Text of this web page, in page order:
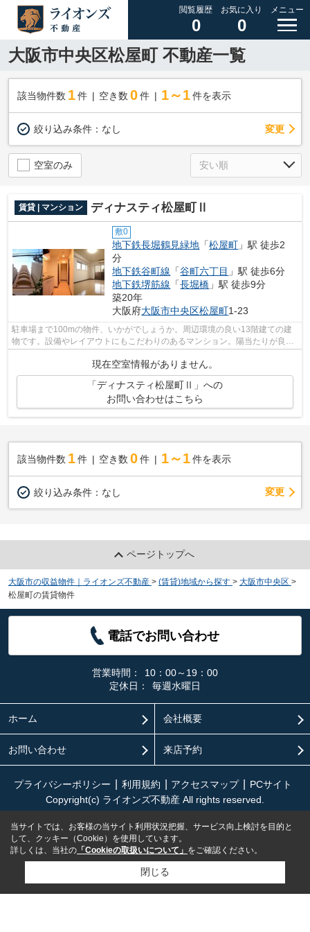
閲覧履歴
0
お気に入り
0
メニュー
大阪市中央区松屋町 不動産一覧
該当物件数 1件 空き数 0 件 1～1 件を表示
絞り込み条件： なし 変更
空室のみ
賃貸 | マンション ディナスティ松屋町Ⅱ
敷0
地下鉄長堀鶴見緑地 「松屋町 」駅 徒歩2
分
地下鉄谷町線 「谷町六丁目 」駅 徒歩6分
地下鉄堺筋線 「長堀橋 」駅 徒歩9分
築20年
大阪府大阪市中央区松屋町1-23
駐車場まで100mの物件、いかがでしょうか。周辺環境の良い13階建ての建
物です。設備やレイアウトにもこだわりのあるマンション。陽当たりが良好
現在空室情報がありません。
「ディナスティ松屋町Ⅱ」への
お問い合わせはこちら
該当物件数 1件 空き数 0 件 1～1 件を表示
絞り込み条件： なし 変更
ページトップへ
大阪市の収益物件｜ライオンズ不動産 > (賃貸)地域から探す > 大阪市中央区 >
松屋町の賃貸物件
電話でお問い合わせ
営業時間：
10：00～19：00
定休日：
毎週水曜日
ホーム 会社概要
お問い合わせ 来店予約
プライバシーポリシー 利用規約 アクセスマップ
PCサイト
Copyright(c) ライオンズ不動産 All rights reserved.
当サイトでは、お客様の当サイト利用状況把握、サービス向上検討を目的と
して、クッキー（Cookie）を使用しています。
詳しくは、当社の 「Cookieの取扱いについて」 をご確認ください。
閉じる